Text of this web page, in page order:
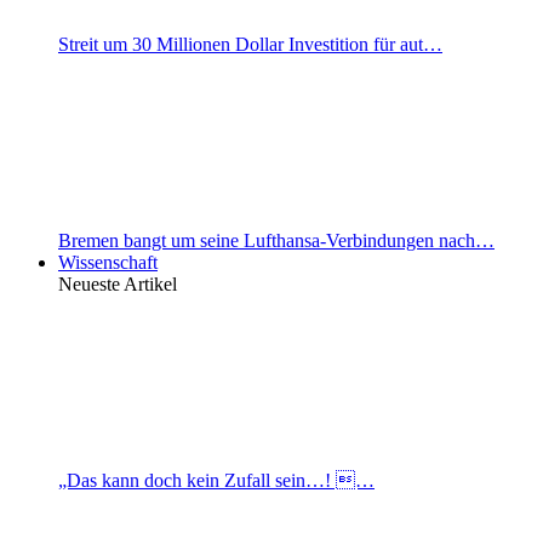
Streit um 30 Millionen Dollar Investition für aut…
Bremen bangt um seine Lufthansa-Verbindungen nach…
Wissenschaft
Neueste Artikel
„Das kann doch kein Zufall sein…! …